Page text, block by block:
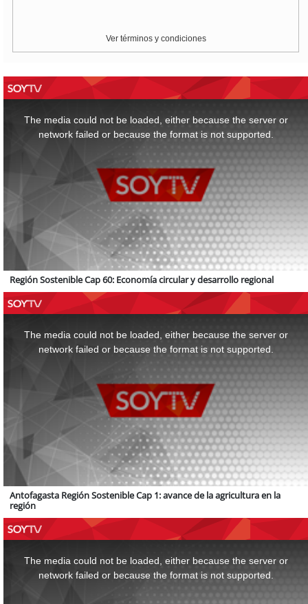
Ver términos y condiciones
The media could not be loaded, either because the server or
network failed or because the format is not supported.
Región Sostenible Cap 60: Economía circular y desarrollo regional
The media could not be loaded, either because the server or
network failed or because the format is not supported.
Antofagasta Región Sostenible Cap 1: avance de la agricultura en la
región
The media could not be loaded, either because the server or
network failed or because the format is not supported.